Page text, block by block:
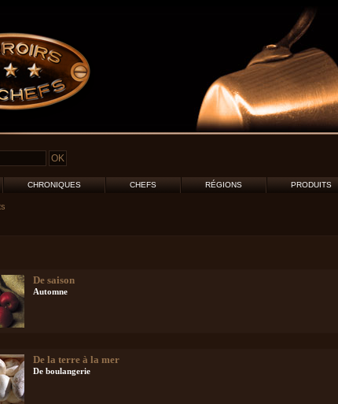
CHRONIQUES CHEFS RÉGIONS PRODUITS
De saison
Automne
De la terre à la mer
De boulangerie